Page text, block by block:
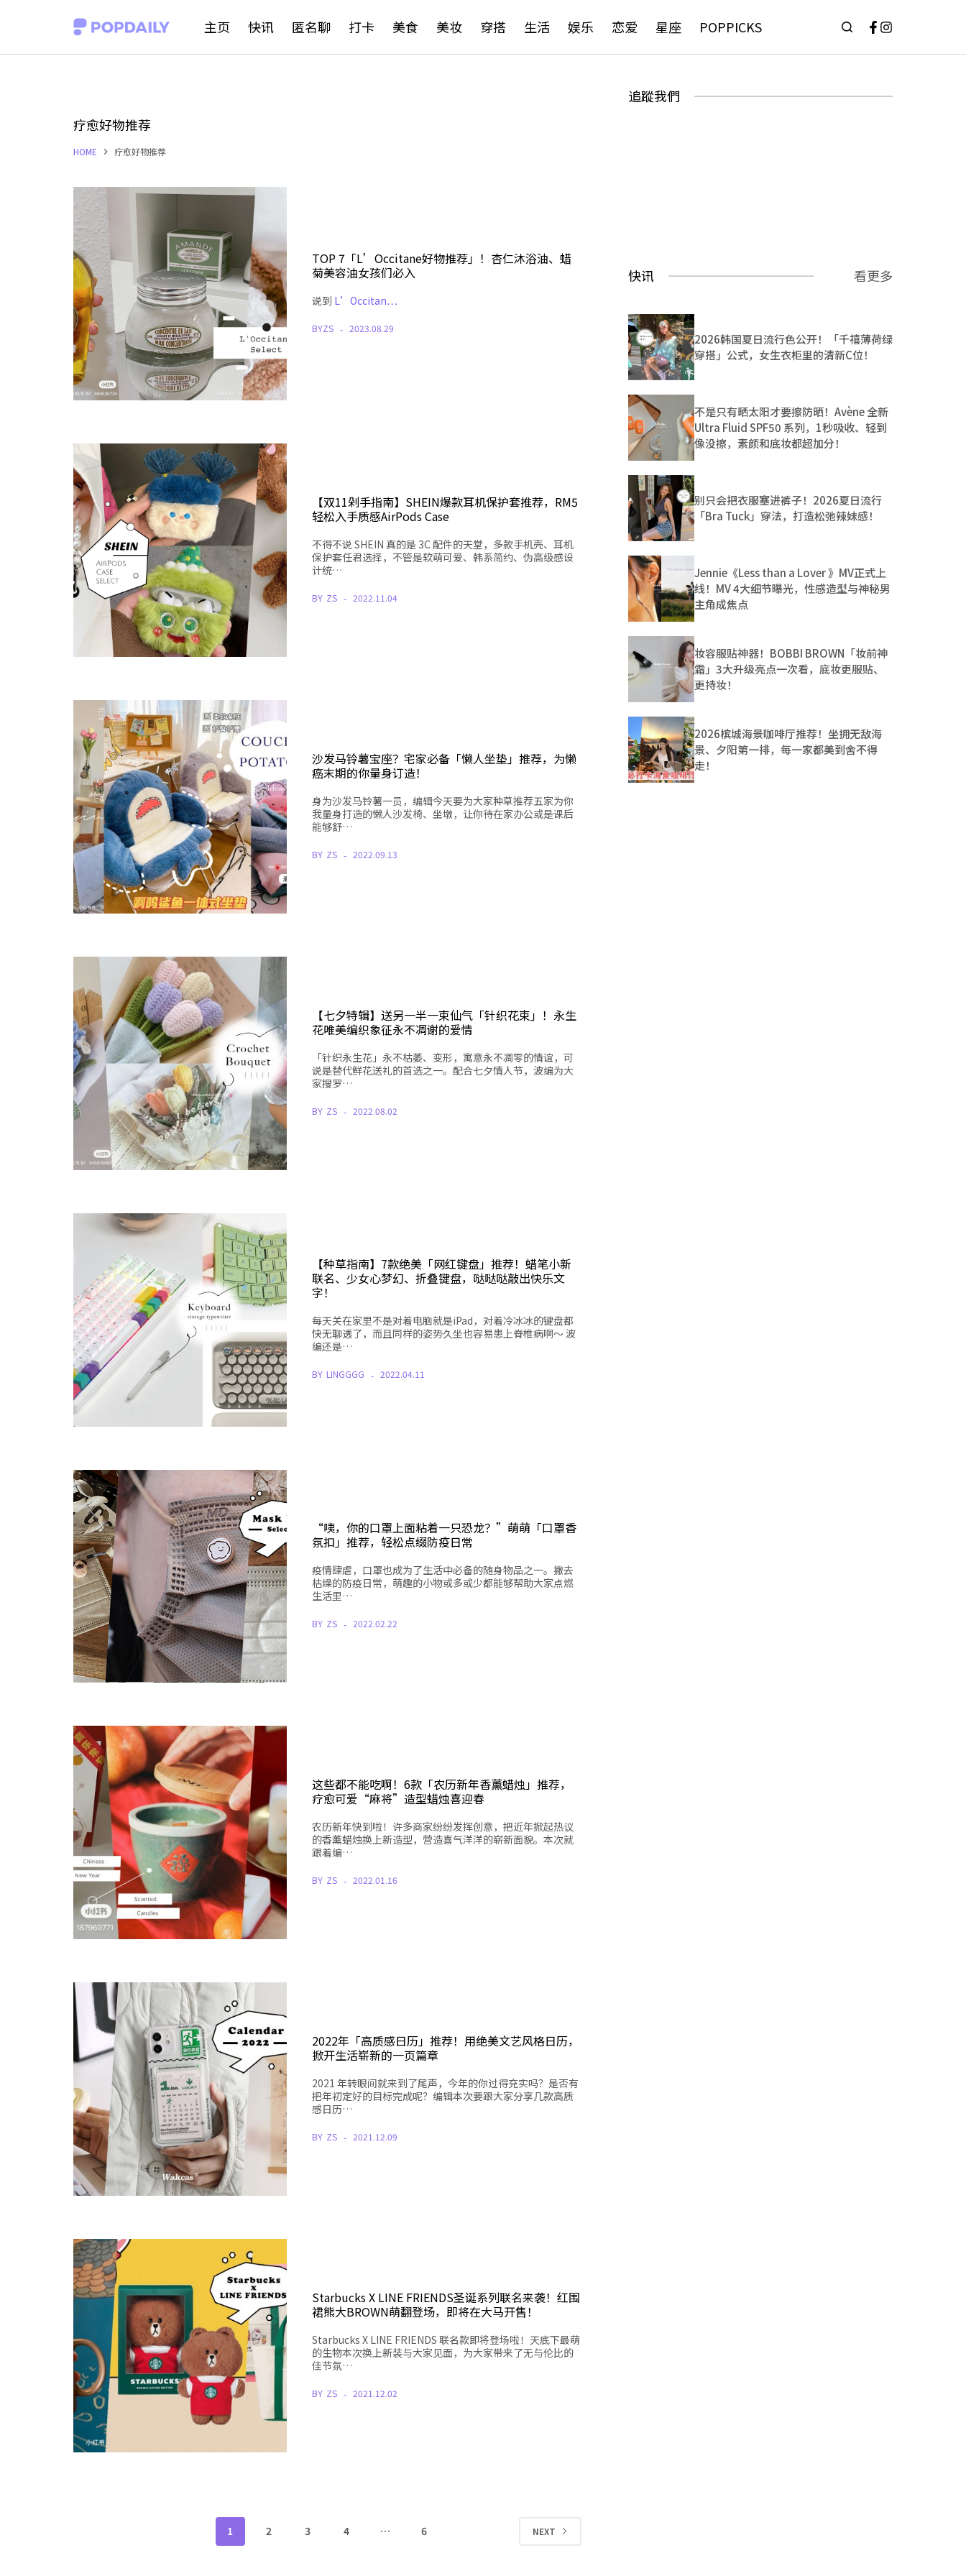
主页 快讯 匿名聊 打卡 美食 美妆 穿搭 生活 娱乐 恋爱 星座 POPPICKS
疗愈好物推荐
HOME 疗愈好物推荐
TOP 7「L’Occitane好物推荐」！杏仁沐浴油、蜡
菊美容油女孩们必入
说到 L’Occitan…
BYZS 2023.08.29
【双11剁手指南】SHEIN爆款耳机保护套推荐，RM5
轻松入手质感AirPods Case
不得不说 SHEIN 真的是 3C 配件的天堂，多款手机壳、耳机
保护套任君选择，不管是软萌可爱、韩系简约、伪高级感设
计统…
BY ZS 2022.11.04
沙发马铃薯宝座？宅家必备「懒人坐垫」推荐，为懒
癌末期的你量身订造！
身为沙发马铃薯一员，编辑今天要为大家种草推荐五家为你
我量身打造的懒人沙发椅、坐墩，让你待在家办公或是课后
能够舒…
BY ZS 2022.09.13
【七夕特辑】送另一半一束仙气「针织花束」！永生
花唯美编织象征永不凋谢的爱情
「针织永生花」永不枯萎、变形，寓意永不凋零的情谊，可
说是替代鲜花送礼的首选之一。配合七夕情人节，波编为大
家搜罗…
BY ZS 2022.08.02
【种草指南】7款绝美「网红键盘」推荐！蜡笔小新
联名、少女心梦幻、折叠键盘，哒哒哒敲出快乐文
字！
每天关在家里不是对着电脑就是iPad，对着冷冰冰的键盘都
快无聊透了，而且同样的姿势久坐也容易患上脊椎病啊～ 波
编还是…
BY LINGGGG 2022.04.11
“咦，你的口罩上面粘着一只恐龙？”萌萌「口罩香
氛扣」推荐，轻松点缀防疫日常
疫情肆虐，口罩也成为了生活中必备的随身物品之一。撇去
枯燥的防疫日常，萌趣的小物或多或少都能够帮助大家点燃
生活里…
BY ZS 2022.02.22
这些都不能吃啊！6款「农历新年香薰蜡烛」推荐，
疗愈可爱“麻将”造型蜡烛喜迎春
农历新年快到啦！许多商家纷纷发挥创意，把近年掀起热议
的香薰蜡烛换上新造型，营造喜气洋洋的崭新面貌。本次就
跟着编…
BY ZS 2022.01.16
2022年「高质感日历」推荐！用绝美文艺风格日历，
掀开生活崭新的一页篇章
2021 年转眼间就来到了尾声，今年的你过得充实吗？是否有
把年初定好的目标完成呢？编辑本次要跟大家分享几款高质
感日历…
BY ZS 2021.12.09
Starbucks X LINE FRIENDS圣诞系列联名来袭！红围
裙熊大BROWN萌翻登场，即将在大马开售！
Starbucks X LINE FRIENDS 联名款即将登场啦！天底下最萌
的生物本次换上新装与大家见面，为大家带来了无与伦比的
佳节氛…
BY ZS 2021.12.02
1 2 3 4 … 6 NEXT
追蹤我們
快讯 看更多
2026韩国夏日流行色公开！「千禧薄荷绿
穿搭」公式，女生衣柜里的清新C位！
不是只有晒太阳才要擦防晒！Avène 全新
Ultra Fluid SPF50 系列，1秒吸收、轻到
像没擦，素颜和底妆都超加分！
别只会把衣服塞进裤子！2026夏日流行
「Bra Tuck」穿法，打造松弛辣妹感！
Jennie《Less than a Lover 》MV正式上
线！MV 4大细节曝光，性感造型与神秘男
主角成焦点
妆容服贴神器！BOBBI BROWN「妆前神
霜」3大升级亮点一次看，底妆更服贴、
更持妆！
2026槟城海景咖啡厅推荐！坐拥无敌海
景、夕阳第一排，每一家都美到舍不得
走！